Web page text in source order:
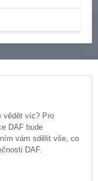
vědět víc? Pro
DAF bude
vám sdělit vše, co
DAF.